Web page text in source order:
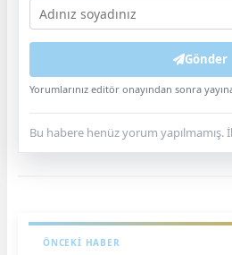
Gönder
Yorumlarınız editör onayından sonra yayına
Bu habere henüz yorum yapılmamış.
ÖNCEKI HABER